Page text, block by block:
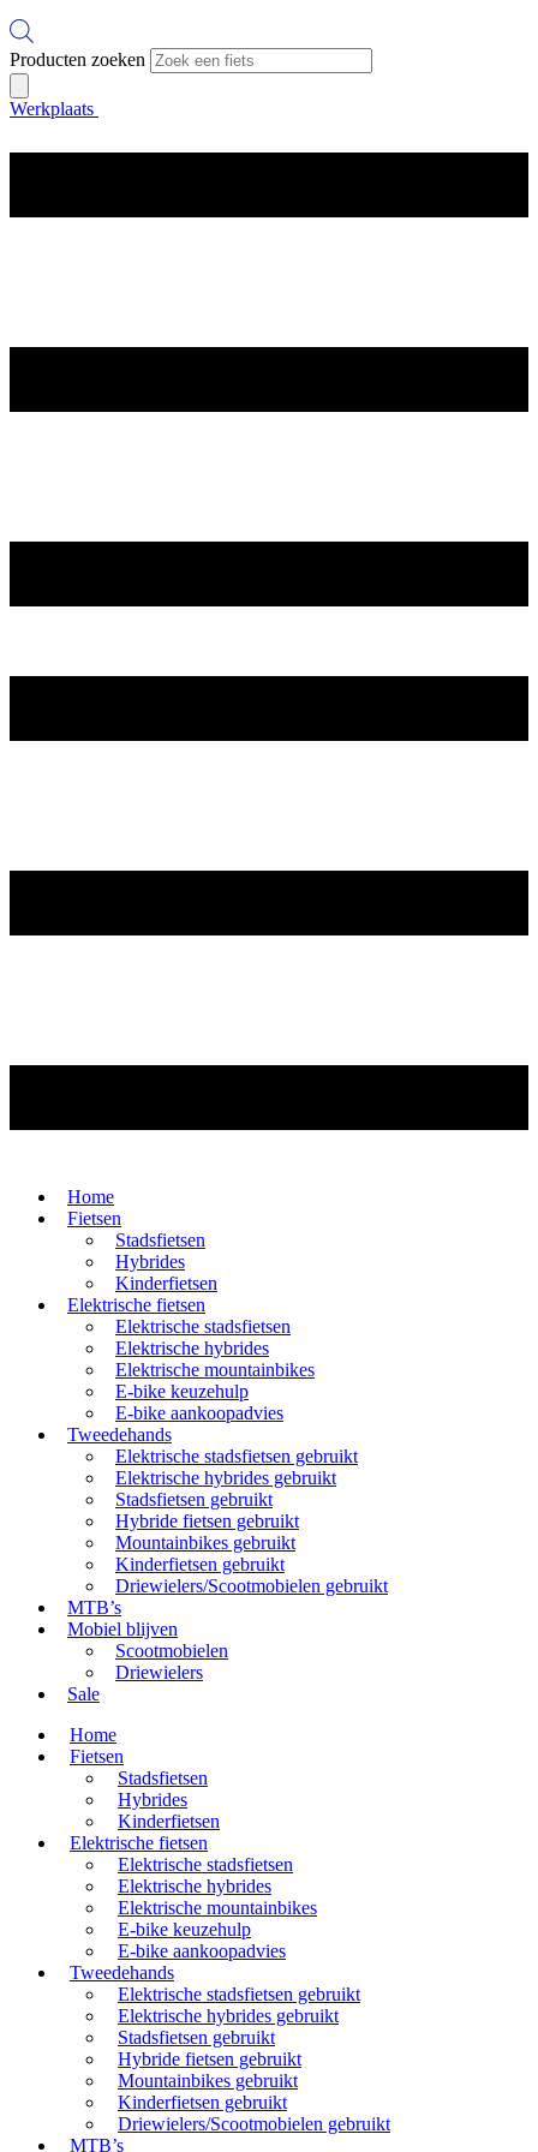
Producten zoeken
Werkplaats
Home
Fietsen
Stadsfietsen
Hybrides
Kinderfietsen
Elektrische fietsen
Elektrische stadsfietsen
Elektrische hybrides
Elektrische mountainbikes
E-bike keuzehulp
E-bike aankoopadvies
Tweedehands
Elektrische stadsfietsen gebruikt
Elektrische hybrides gebruikt
Stadsfietsen gebruikt
Hybride fietsen gebruikt
Mountainbikes gebruikt
Kinderfietsen gebruikt
Driewielers/Scootmobielen gebruikt
MTB’s
Mobiel blijven
Scootmobielen
Driewielers
Sale
Home
Fietsen
Stadsfietsen
Hybrides
Kinderfietsen
Elektrische fietsen
Elektrische stadsfietsen
Elektrische hybrides
Elektrische mountainbikes
E-bike keuzehulp
E-bike aankoopadvies
Tweedehands
Elektrische stadsfietsen gebruikt
Elektrische hybrides gebruikt
Stadsfietsen gebruikt
Hybride fietsen gebruikt
Mountainbikes gebruikt
Kinderfietsen gebruikt
Driewielers/Scootmobielen gebruikt
MTB’s